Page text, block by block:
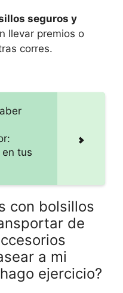
seguros y
llevar premios o
corres.
tus
con bolsillos
de
a mi
ejercicio?